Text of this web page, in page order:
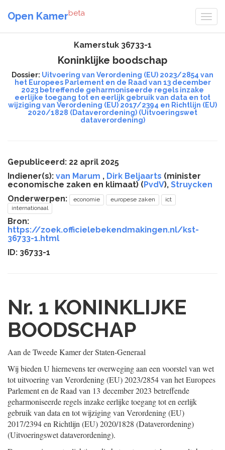
Open Kamerbeta
Kamerstuk 36733-1
Koninklijke boodschap
Dossier: Uitvoering van Verordening (EU) 2023/2854 van
het Europees Parlement en de Raad van 13 december
2023 betreffende geharmoniseerde regels inzake
eerlijke toegang tot en eerlijk gebruik van data en tot
wijziging van Verordening (EU) 2017/2394 en Richtlijn (EU)
2020/1828 (Dataverordening) (Uitvoeringswet
dataverordening)
Gepubliceerd: 22 april 2025
Indiener(s): van Marum , Dirk Beljaarts (minister
economische zaken en klimaat) (PvdV), Struycken
Onderwerpen:
economie europese zaken
ict
internationaal
Bron:
https://zoek.officielebekendmakingen.nl/kst-
36733-1.html
ID: 36733-1
Nr. 1 KONINKLIJKE
BOODSCHAP
Aan de Tweede Kamer der Staten-Generaal
Wij bieden U hiernevens ter overweging aan een voorstel van wet
tot uitvoering van Verordening (EU) 2023/2854 van het Europees
Parlement en de Raad van 13 december 2023 betreffende
geharmoniseerde regels inzake eerlijke toegang tot en eerlijk
gebruik van data en tot wijziging van Verordening (EU)
2017/2394 en Richtlijn (EU) 2020/1828 (Dataverordening)
(Uitvoeringswet dataverordening).